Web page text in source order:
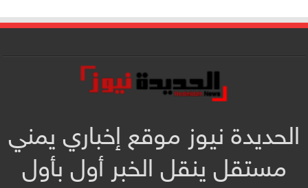
الحديدة نيوز موقع إخباري يمني
مستقل ينقل الخبر أول بأول